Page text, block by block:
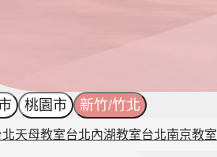
桃園市 新竹/竹北
天母教室台北內湖教室台北南京教室